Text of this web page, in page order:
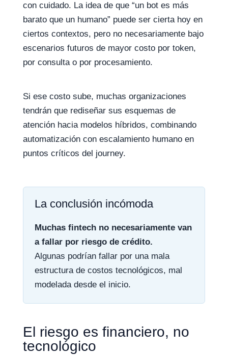
con cuidado. La idea de que “un bot es más
barato que un humano” puede ser cierta hoy en
ciertos contextos, pero no necesariamente bajo
escenarios futuros de mayor costo por token,
por consulta o por procesamiento.
Si ese costo sube, muchas organizaciones
tendrán que rediseñar sus esquemas de
atención hacia modelos híbridos, combinando
automatización con escalamiento humano en
puntos críticos del journey.
La conclusión incómoda
Muchas fintech no necesariamente van
a fallar por riesgo de crédito.
Algunas podrían fallar por una mala
estructura de costos tecnológicos, mal
modelada desde el inicio.
El riesgo es financiero, no
tecnológico